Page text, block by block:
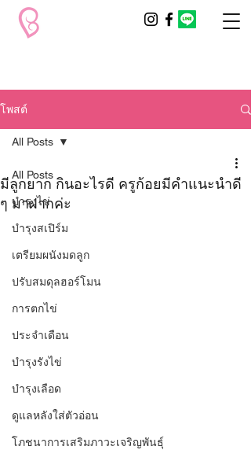
โพสต์
All Posts
บำรุงไข่
บำรุงสเปิร์ม
เตรียมผนังมดลูก
ปรับสมดุลฮอร์โมน
การตกไข่
ประจำเดือน
บำรุงรังไข่
บำรุงเลือด
ดูแลหลังใส่ตัวอ่อน
โภชนาการเสริมภาวะเจริญพันธุ์
All Posts
มีลูกยาก กินอะไรดี ครูก้อยมีคำแนะนำดี
ๆ มาฝากค่ะ